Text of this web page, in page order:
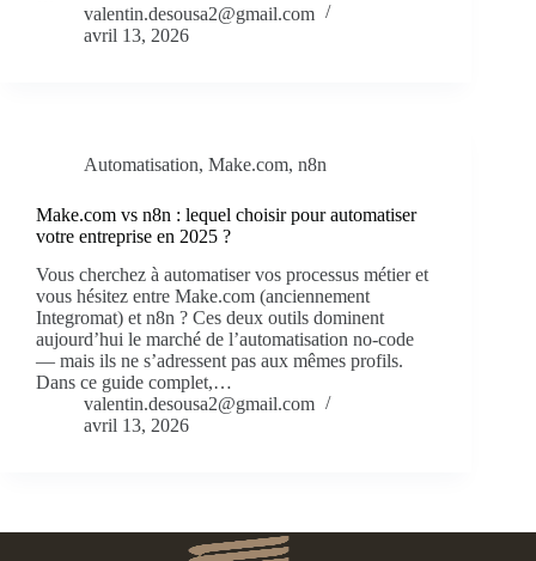
valentin.desousa2@gmail.com
avril 13, 2026
Automatisation, Make.com, n8n
Make.com vs n8n : lequel choisir pour automatiser
votre entreprise en 2025 ?
Vous cherchez à automatiser vos processus métier et
vous hésitez entre Make.com (anciennement
Integromat) et n8n ? Ces deux outils dominent
aujourd’hui le marché de l’automatisation no-code
— mais ils ne s’adressent pas aux mêmes profils.
Dans ce guide complet,…
valentin.desousa2@gmail.com
avril 13, 2026